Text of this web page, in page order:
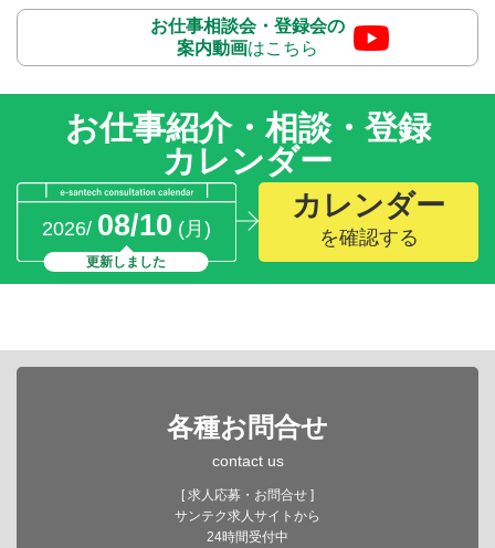
お仕事相談会・登録会の
案内動画はこちら
お仕事紹介・相談・登録
カレンダー
2026/ 08/10 (月)
更新しました
カレンダー
を確認する
各種お問合せ
contact us
[ 求人応募・お問合せ ]
サンテク求人サイトから
24時間受付中